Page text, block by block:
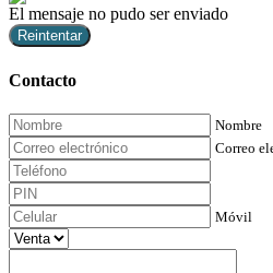
El mensaje no pudo ser enviado
Reintentar
Contacto
Nombre
Correo
Móvil